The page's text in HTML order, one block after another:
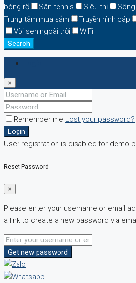
bóng rổ
Sân tennis Siêu thị
Trung tâm mua sắm
Truyền hình cáp
Vòi sen ngoài trời
WiFi
Search
×
Remember me Lost your password?
Login
User registration is disabled for demo
Reset Password
×
Please enter your username or email
a link to create a new password via
Get new password